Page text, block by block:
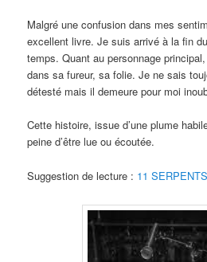
Malgré une confusion dans mes
excellent livre. Je suis arrivé à la fin
temps. Quant au personnage
dans sa fureur, sa folie. Je ne sais
détesté mais il demeure pour moi
Cette histoire, issue d’une plume
peine d’être lue ou écoutée.
Suggestion de lecture : 11 SERPENTS